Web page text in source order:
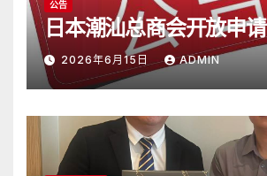
公告
日本潮汕总商会开放申请
2026年6月15日 ADMIN